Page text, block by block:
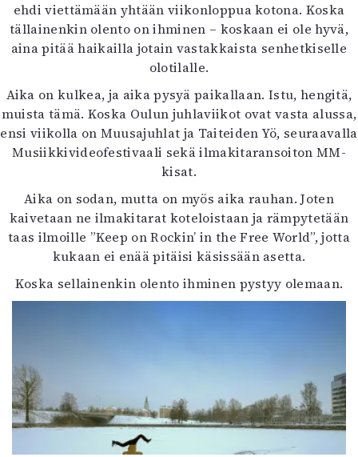
ehdi viettämään yhtään viikonloppua kotona. Koska
tällainenkin olento on ihminen – koskaan ei ole hyvä,
aina pitää haikailla jotain vastakkaista senhetkiselle
olotilalle.
Aika on kulkea, ja aika pysyä paikallaan. Istu, hengitä,
muista tämä. Koska Oulun juhlaviikot ovat vasta alussa,
ensi viikolla on Muusajuhlat ja Taiteiden Yö, seuraavalla
Musiikkivideofestivaali sekä ilmakitaransoiton MM-
kisat.
Aika on sodan, mutta on myös aika rauhan. Joten
kaivetaan ne ilmakitarat koteloistaan ja rämpytetään
taas ilmoille ”Keep on Rockin’ in the Free World”, jotta
kukaan ei enää pitäisi käsissään asetta.
Koska sellainenkin olento ihminen pystyy olemaan.